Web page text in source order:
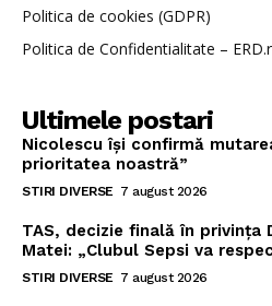
Politica de cookies (GDPR)
Politica de Confidentialitate –
Ultimele postari
Nicolescu își confirmă
prioritatea noastră”
STIRI DIVERSE 7 august 2026
TAS, decizie finală în privința
Matei: „Clubul Sepsi va
STIRI DIVERSE 7 august 2026